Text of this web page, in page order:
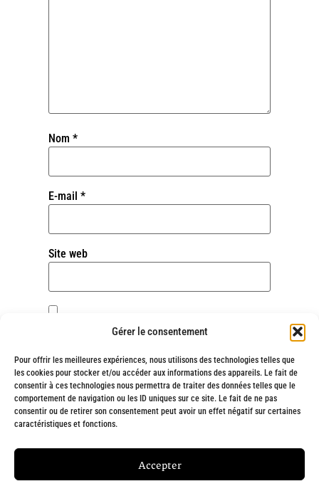
Gérer le consentement
Pour offrir les meilleures expériences, nous utilisons des technologies telles que
les cookies pour stocker et/ou accéder aux informations des appareils. Le fait de
consentir à ces technologies nous permettra de traiter des données telles que le
comportement de navigation ou les ID uniques sur ce site. Le fait de ne pas
consentir ou de retirer son consentement peut avoir un effet négatif sur certaines
caractéristiques et fonctions.
Accepter
Nom *
E-mail *
Site web
Enregistrer mon nom, mon e-mail et mon site
dans le navigateur pour mon prochain
Alternative:
Fait avec